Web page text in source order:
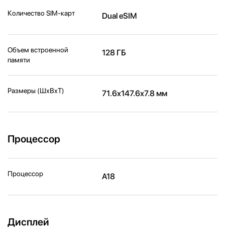
Количество SIM-карт Dual eSIM
Объем встроенной
памяти
128 ГБ
Размеры (ШxВxТ) 71.6x147.6x7.8 мм
Процессор
Процессор A18
Дисплей